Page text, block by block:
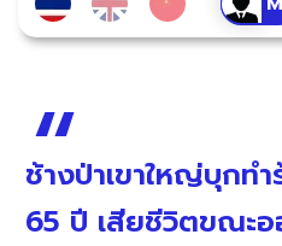
ช้างป่าเขาใหญ่บุกท
65 ปี เสียชีวิตขณะ